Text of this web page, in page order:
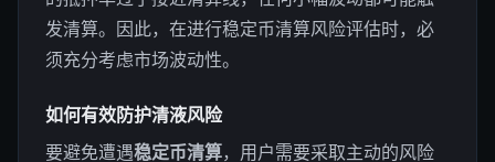
发清算。因此，在进行稳定币清算风险评估时，必
须充分考虑市场波动性。
如何有效防护清液风险
要避免遭遇稳定币清算，用户需要采取主动的风险